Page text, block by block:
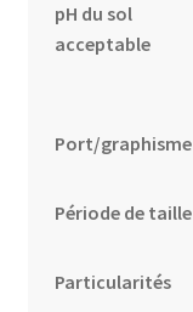
pH du sol
acceptable
Port/graphisme
Période de taille
Particularités